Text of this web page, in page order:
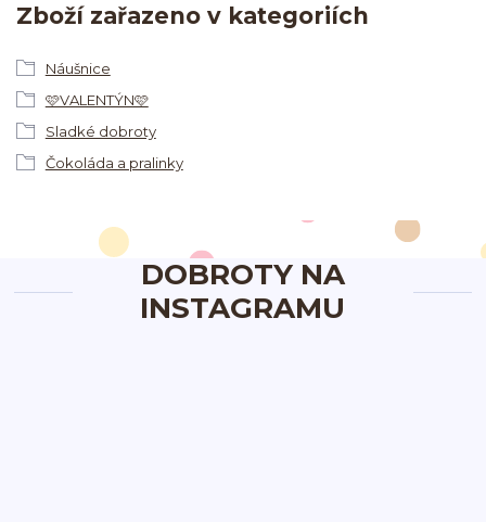
Zboží zařazeno v kategoriích
Náušnice
🩷VALENTÝN🩷
Sladké dobroty
Čokoláda a pralinky
DOBROTY NA
INSTAGRAMU